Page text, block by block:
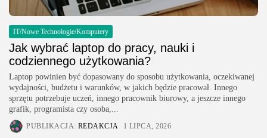
IT/Nowe Technologie/Komputery
Jak wybrać laptop do pracy, nauki i
codziennego użytkowania?
Laptop powinien być dopasowany do sposobu użytkowania, oczekiwanej
wydajności, budżetu i warunków, w jakich będzie pracował. Innego
sprzętu potrzebuje uczeń, innego pracownik biurowy, a jeszcze innego
grafik, programista czy osoba,...
PUBLIKACJA: REDAKCJA 1 LIPCA, 2026